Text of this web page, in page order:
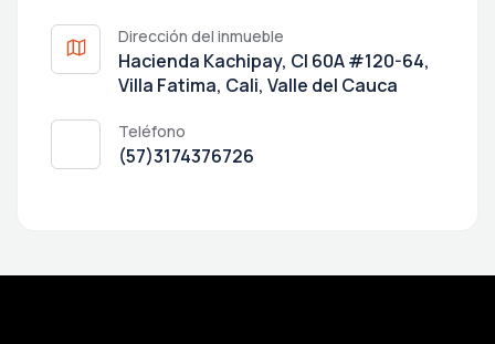
Dirección del inmueble
Hacienda Kachipay, Cl 60A #120-64,
Villa Fatima, Cali, Valle del Cauca
Teléfono
(57)3174376726